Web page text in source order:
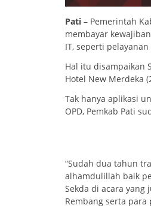
Pati – Pemerintah
membayar
IT, seperti pelayanan
Hal itu disampaikan
Hotel New Merdeka
Tak hanya aplikasi
OPD, Pemkab Pati
“Sudah dua tahun
alhamdulillah baik
Sekda di acara yang
Rembang serta